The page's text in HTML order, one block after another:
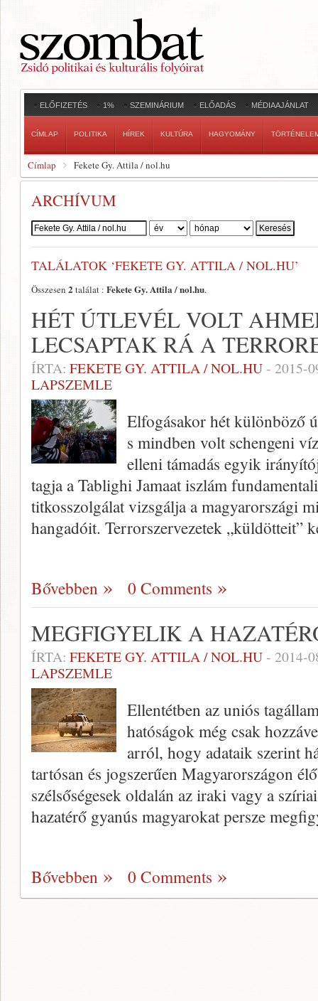
ELŐFIZETÉS 1% SZEMINÁRIUM ELŐADÁS MÉDIAAJÁNLAT
CÍMLAP POLITIKA HÍREK KULTÚRA HAGYOMÁNY
Címlap Fekete Gy. Attila / nol.hu
ARCHÍVUM
Szerző:
TALÁLATOK ‘FEKETE GY. ATTILA / NOL.HU’
Összesen 2 találat : Fekete Gy. Attila / nol.hu.
HÉT ÚTLEVÉL VOLT
LECSAPTAK RÁ A
ÍRTA: FEKETE GY. ATTILA / NOL.HU- 2015-
LAPSZEMLE
Elfogásakor hét különböző
s mindben volt schengeni
elleni támadás egyik
tagja a Tablighi Jamaat iszlám
titkosszolgálat vizsgálja a magyarországi
hangadóit. Terrorszervezetek „küldötteit”
Bővebben 0 Comments
MEGFIGYELIK A
ÍRTA: FEKETE GY. ATTILA / NOL.HU- 2014-
LAPSZEMLE
Ellentétben az uniós
hatóságok még csak
arról, hogy adataik szerint
tartósan és jogszerűen Magyarországon
szélsőségesek oldalán az iraki vagy a
hazatérő gyanús magyarokat persze
Bővebben 0 Comments